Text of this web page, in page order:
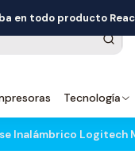
Tecnología
en todo producto
Inalámbrico Logitech